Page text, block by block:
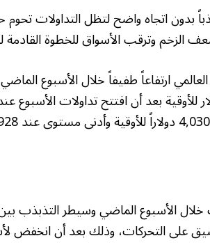
الزخم وترقب الأسواق للخطوة
على التحركات، وذلك بعد أن انخفض